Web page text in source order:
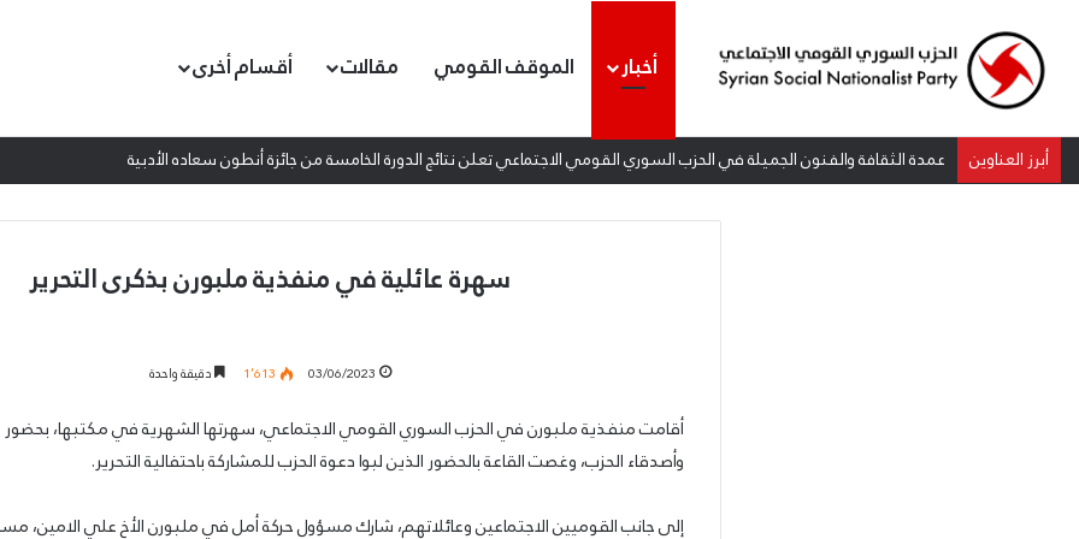
أخبار الموقف القومي مقالات أقسام أخرى
أبرز العناوين عمدة الثقافة والفنون الجميلة في الحزب السوري القومي الاجتماعي تعلن نتائج الدورة الخامسة من جائزة أنطون سعاده الأدبية
سهرة عائلية في منفذية ملبورن بذكرى التحرير
03/06/2023 1٬613 دقيقة واحدة
أقامت منفذية ملبورن في الحزب السوري القومي الاجتماعي، سهرتها الشهرية في مكتبها، بحضور
وأصدقاء الحزب، وغصت القاعة بالحضور الذين لبوا دعوة الحزب للمشاركة باحتفالية التحرير.
إلى جانب القوميين الاجتماعين وعائلاتهم، شارك مسؤول حركة أمل في ملبورن الأخ علي الامين،